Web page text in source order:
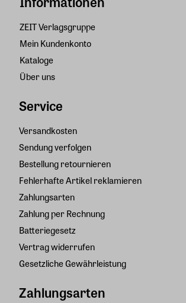
ZEIT Verlagsgruppe
Mein Kundenkonto
Kataloge
Über uns
Service
Versandkosten
Sendung verfolgen
Bestellung retournieren
Fehlerhafte Artikel reklamieren
Zahlungsarten
Zahlung per Rechnung
Batteriegesetz
Vertrag widerrufen
Gesetzliche Gewährleistung
Zahlungsarten